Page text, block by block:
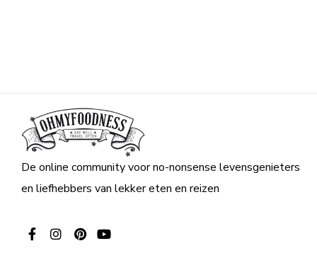
De online community voor no-nonsense levensgenieters
en liefhebbers van lekker eten en reizen